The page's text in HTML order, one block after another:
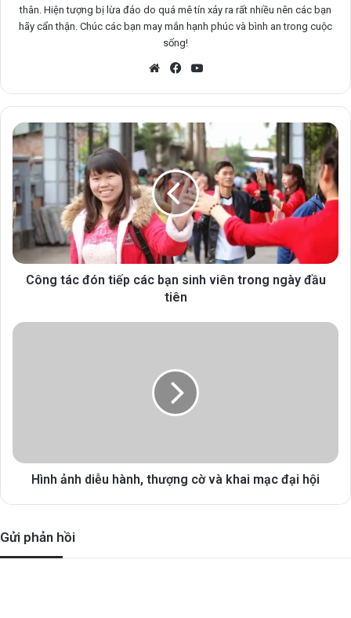
thân. Hiện tượng bị lừa đảo do quá mê tín xảy ra rất nhiều nên các bạn
hãy cẩn thận. Chúc các bạn may mắn hạnh phúc và bình an trong cuộc
sống!
WebsiteFacebook
Công tác đón tiếp các bạn sinh viên trong ngày đầu
tiên
Hình ảnh diễu hành, thượng cờ và khai mạc đại hội
Gửi phản hồi